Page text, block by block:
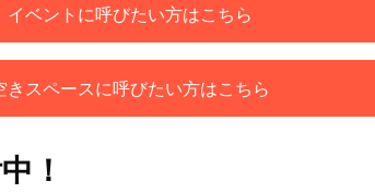
イベントに呼びたい方はこちら
きスペースに呼びたい方はこちら
！